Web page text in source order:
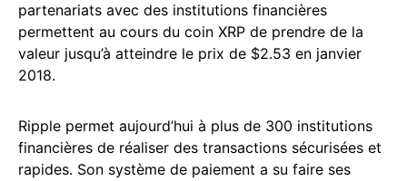
partenariats avec des institutions financières
permettent au cours du coin XRP de prendre de la
valeur jusqu’à atteindre le prix de $2.53 en janvier
2018.
Ripple permet aujourd’hui à plus de 300 institutions
financières de réaliser des transactions sécurisées et
rapides. Son système de paiement a su faire ses